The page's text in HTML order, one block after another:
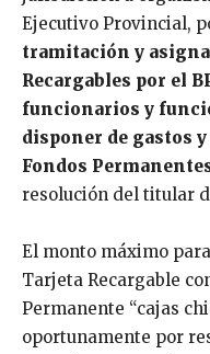
Ejecutivo Provincial,
tramitación y
Recargables por el
funcionarios y
disponer de gastos
Fondos
resolución del titular
El monto máximo
Tarjeta Recargable
Permanente “cajas
oportunamente por